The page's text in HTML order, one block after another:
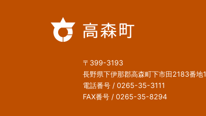
〒399-3193
長野県下伊那郡高森町下市田2183番地1
電話番号 / 0265-35-3111
FAX番号 / 0265-35-8294